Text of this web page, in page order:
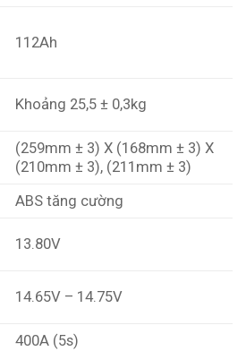
112Ah
Khoảng 25,5 ± 0,3kg
(259mm ± 3) X (168mm ± 3) X
(210mm ± 3), (211mm ± 3)
ABS tăng cường
13.80V
14.65V – 14.75V
400A (5s)